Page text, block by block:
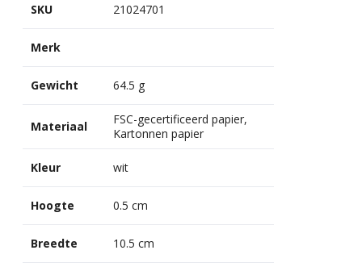
SKU 21024701
Merk
Gewicht 64.5 g
Materiaal
FSC-gecertificeerd papier,
Kartonnen papier
Kleur wit
Hoogte 0.5 cm
Breedte 10.5 cm